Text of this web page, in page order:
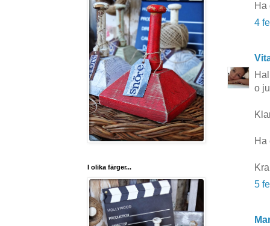
Ha
4
o
Ha
5
I olika färger...